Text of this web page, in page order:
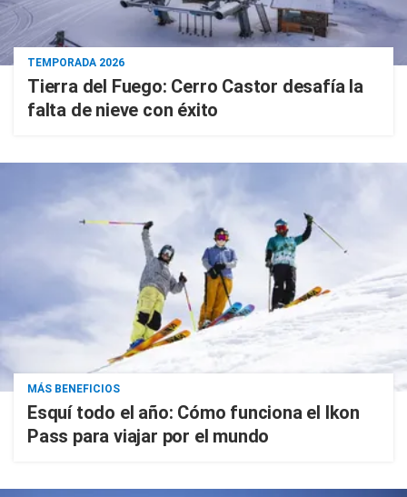
TEMPORADA 2026
Tierra del Fuego: Cerro Castor desafía la
falta de nieve con éxito
MÁS BENEFICIOS
Esquí todo el año: Cómo funciona el Ikon
Pass para viajar por el mundo